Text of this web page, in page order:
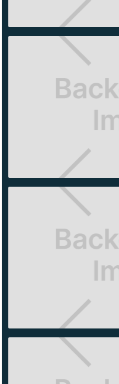
OLD
ANTARA
ARTZ